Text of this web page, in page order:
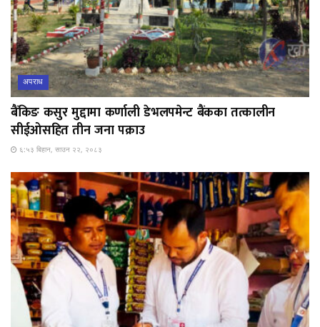
अपराध
बैंकिङ कसुर मुद्दामा कर्णाली डेभलपमेन्ट बैंकका तत्कालीन
सीईओसहित तीन जना पक्राउ
६:५३ बिहान, साउन २२, २०८३